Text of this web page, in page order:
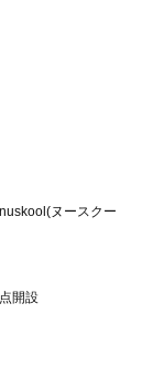
ヌースクー
開設